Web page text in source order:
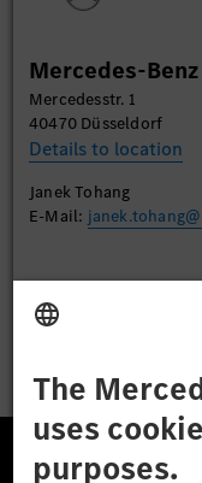
Mercedes-Benz
Mercedesstr. 1
40470 Düsseldorf
Details to location
Janek Tohang
E-Mail: